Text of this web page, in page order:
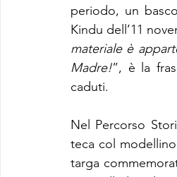
periodo, un
Kindu dell’11
materiale è
Madre!”, è la
caduti.
Nel Percorso
teca col
targa